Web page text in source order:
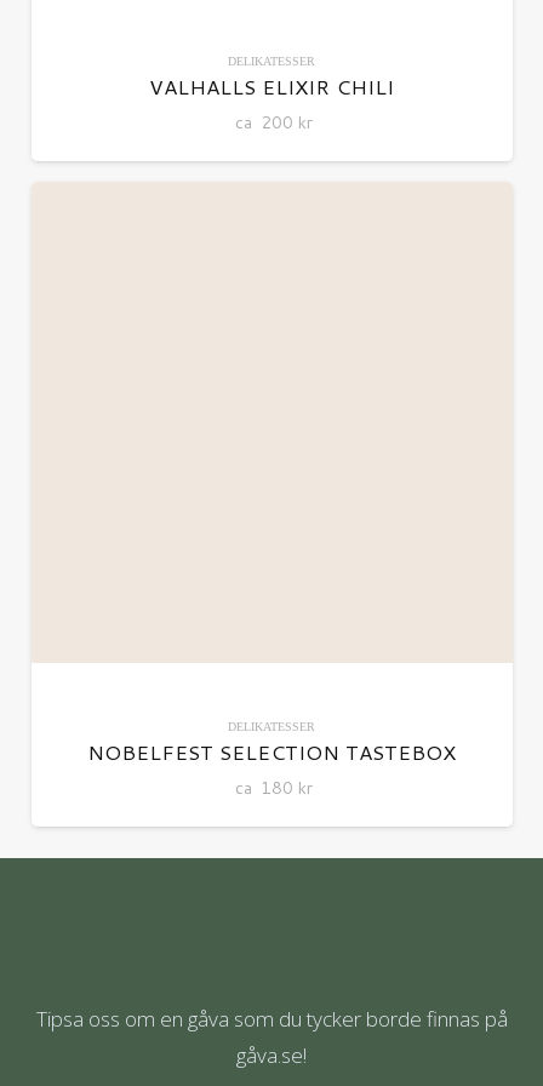
DELIKATESSER
VALHALLS ELIXIR CHILI
ca 200 kr
DELIKATESSER
NOBELFEST SELECTION TASTEBOX
ca 180 kr
Tipsa oss om en gåva som du tycker borde finnas på
gåva.se!